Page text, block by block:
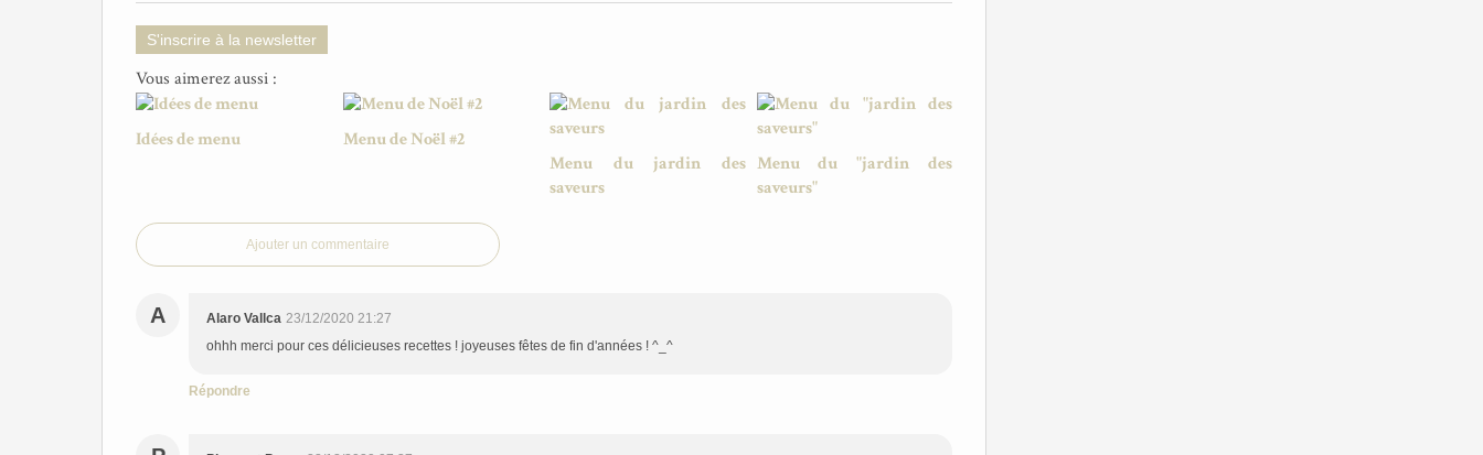
S'inscrire à la newsletter
Vous aimerez aussi :
Idées de menu
Menu de Noël #2
Menu du jardin des
saveurs
Menu du "jardin des
saveurs"
Ajouter un commentaire
A Alaro Vallca 23/12/2020 21:27
ohhh merci pour ces délicieuses recettes ! joyeuses fêtes de fin d'années ! ^_^
Répondre